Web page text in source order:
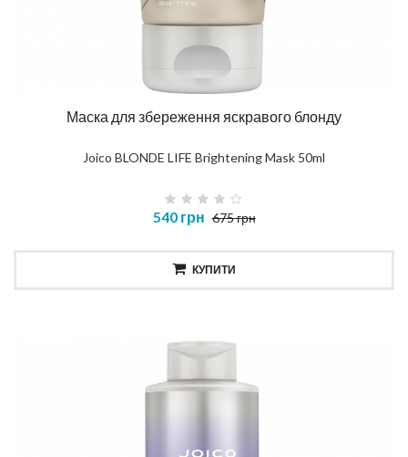
Маска для збереження яскравого блонду
Joico BLONDE LIFE Brightening Mask 50ml
540 грн 675 грн
КУПИТИ